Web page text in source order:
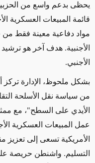
يحظى بدعم واسع من
قائمة المبيعات العسكرية
مواد دفاعية معينة فقط من
الأجنبية. هدف آخر هو
الأجنبي.
بشكل ملحوظ، الإدارة
من سياسة نقل الأسلحة
الأيدي على السطح"، مع
عمل المبيعات العسكرية
الأمريكية تسعى إلى تعزيز
التسليم. واشنطن حريصة